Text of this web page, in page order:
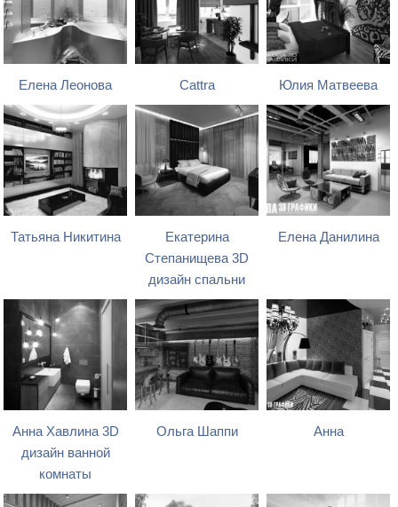
Елена Леонова Cattra Юлия Матвеева
Татьяна Никитина
Екатерина
Степанищева 3D
дизайн спальни
Елена Данилина
Анна Хавлина 3D
дизайн ванной
комнаты
Ольга Шаппи Анна